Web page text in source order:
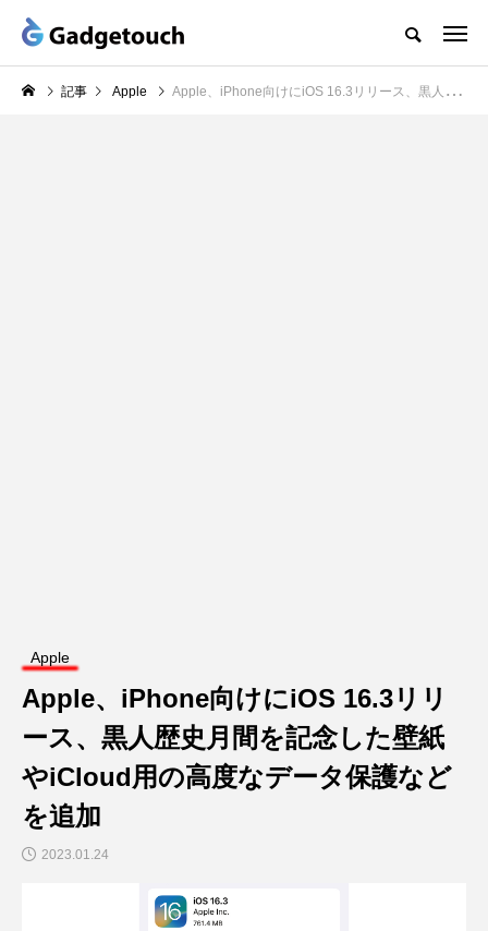
記事 Apple Apple、iPhone向けにiOS 16.3リリース、黒人歴史月間を記念した壁紙やiCloud用の高度なデータ保護などを追加
Apple
Apple、iPhone向けにiOS 16.3リリ
ース、黒人歴史月間を記念した壁紙
やiCloud用の高度なデータ保護など
を追加
2023.01.24